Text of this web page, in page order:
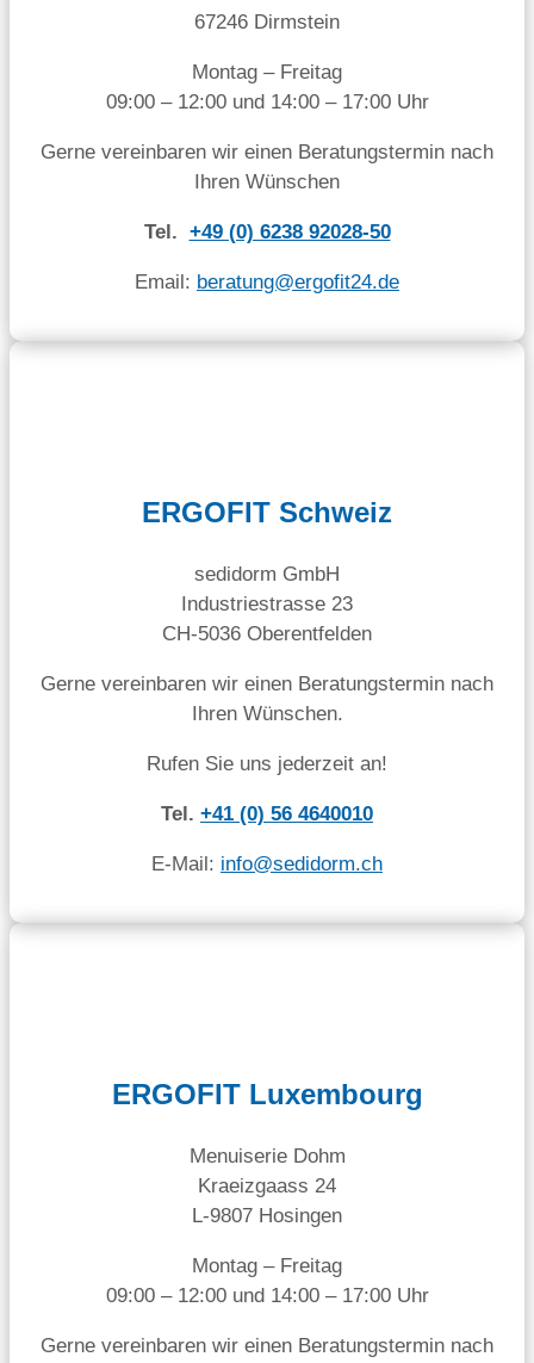
67246 Dirmstein
Montag – Freitag
09:00 – 12:00 und 14:00 – 17:00 Uhr
Gerne vereinbaren wir einen Beratungstermin nach
Ihren Wünschen
Tel. +49 (0) 6238 92028-50
Email: beratung@ergofit24.de
ERGOFIT Schweiz
sedidorm GmbH
Industriestrasse 23
CH-5036 Oberentfelden
Gerne vereinbaren wir einen Beratungstermin nach
Ihren Wünschen.
Rufen Sie uns jederzeit an!
Tel. +41 (0) 56 4640010
E-Mail: info@sedidorm.ch
ERGOFIT Luxembourg
Menuiserie Dohm
Kraeizgaass 24
L-9807 Hosingen
Montag – Freitag
09:00 – 12:00 und 14:00 – 17:00 Uhr
Gerne vereinbaren wir einen Beratungstermin nach